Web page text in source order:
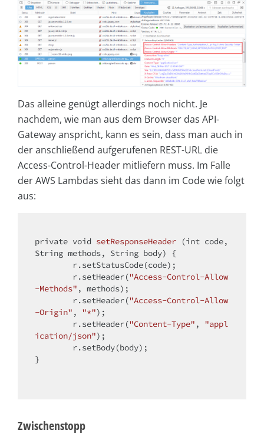
Das alleine genügt allerdings noch nicht. Je
nachdem, wie man aus dem Browser das API-
Gateway anspricht, kann es sein, dass man auch in
der anschließend aufgerufenen REST-URL die
Access-Control-Header mitliefern muss. Im Falle
der AWS Lambdas sieht das dann im Code wie folgt
aus:
private void setResponseHeader (int code,
String methods, String body)
{
	r.setHeader(
"Access-Control-Allow
-Methods" , methods);
    	r.setHeader(
"Access-Control-Allow
-Origin" , "*");
	r.setHeader(
"Content-Type" , "appl
ication/json");
}
Zwischenstopp